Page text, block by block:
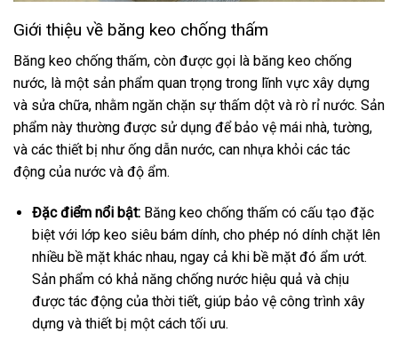
Giới thiệu về băng keo chống thấm
Băng keo chống thấm, còn được gọi là băng keo chống
nước, là một sản phẩm quan trọng trong lĩnh vực xây dựng
và sửa chữa, nhằm ngăn chặn sự thấm dột và rò rỉ nước. Sản
phẩm này thường được sử dụng để bảo vệ mái nhà, tường,
và các thiết bị như ống dẫn nước, can nhựa khỏi các tác
động của nước và độ ẩm.
Đặc điểm nổi bật:Băng keo chống thấm có cấu tạo đặc
biệt với lớp keo siêu bám dính, cho phép nó dính chặt lên
nhiều bề mặt khác nhau, ngay cả khi bề mặt đó ẩm ướt.
Sản phẩm có khả năng chống nước hiệu quả và chịu
được tác động của thời tiết, giúp bảo vệ công trình xây
dựng và thiết bị một cách tối ưu.